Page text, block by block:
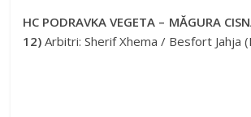
HC PODRAVKA VEGETA – MĂGURA
12) Arbitri: Sherif Xhema / Besfort Jahja